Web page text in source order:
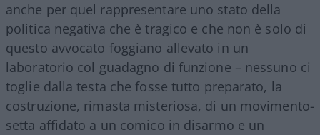
anche per quel rappresentare uno stato della
politica negativa che è tragico e che non è solo di
questo avvocato foggiano allevato in un
laboratorio col guadagno di funzione – nessuno ci
toglie dalla testa che fosse tutto preparato, la
costruzione, rimasta misteriosa, di un movimento-
setta affidato a un comico in disarmo e un